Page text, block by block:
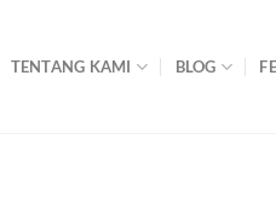
TENTANG KAMI BLOG